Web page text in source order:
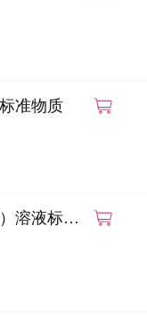
准物质
溶液标准